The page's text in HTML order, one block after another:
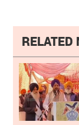
RELATED